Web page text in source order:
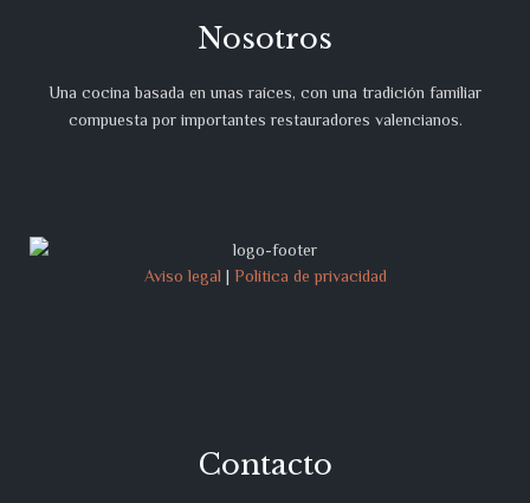
Nosotros
Una cocina basada en unas raíces, con una tradición familiar
compuesta por importantes restauradores valencianos.
Aviso legal | Política de privacidad
Contacto